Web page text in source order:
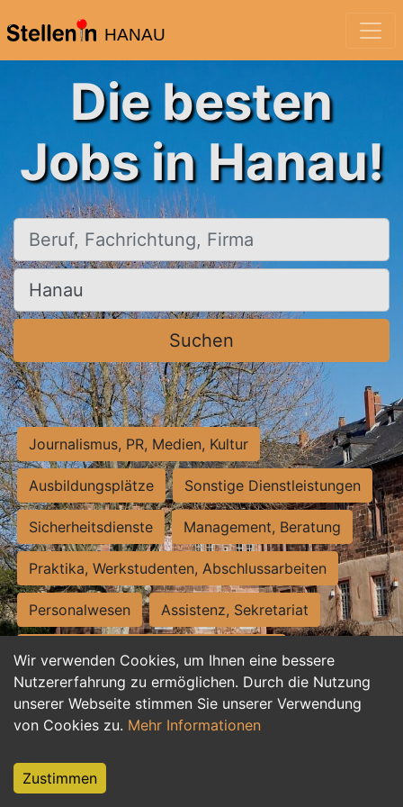
HANAU
Wir verwenden Cookies, um Ihnen eine bessere
Nutzererfahrung zu ermöglichen. Durch die Nutzung
unserer Webseite stimmen Sie unserer Verwendung
von Cookies zu. Mehr Informationen
Zustimmen
Die besten
Jobs in Hanau!
Beruf, Fachrichtung, Firma
Ort, Stadt
Suchen
Journalismus, PR, Medien, Kultur
Ausbildungsplätze Sonstige Dienstleistungen
Sicherheitsdienste Management, Beratung
Praktika, Werkstudenten, Abschlussarbeiten
Personalwesen Assistenz, Sekretariat
Hilfskräfte, Aushilfs- und Nebenjobs
Einkauf, Logistik, Materialwirtschaft
Weiterbildung, Studium, duale Ausbildung
Tourismus